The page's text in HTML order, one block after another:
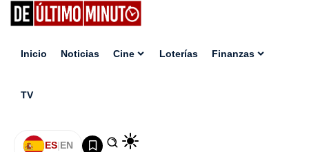
Inicio Noticias Cine Loterías Finanzas
TV
ES|EN